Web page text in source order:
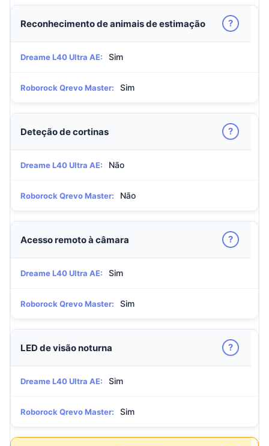
Reconhecimento de animais de estimação ?
Dreame L40 Ultra AE: Sim
Roborock Qrevo Master: Sim
Deteção de cortinas ?
Dreame L40 Ultra AE: Não
Roborock Qrevo Master: Não
Acesso remoto à câmara ?
Dreame L40 Ultra AE: Sim
Roborock Qrevo Master: Sim
LED de visão noturna ?
Dreame L40 Ultra AE: Sim
Roborock Qrevo Master: Sim